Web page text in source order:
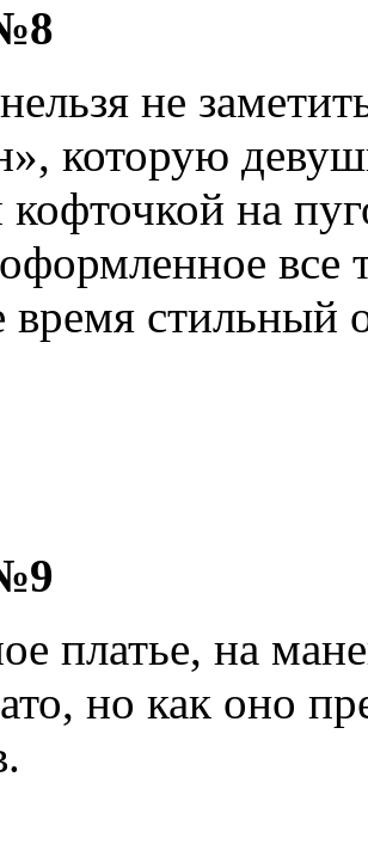
не
которую
кофточкой на
время стильный
платье, на
но как оно